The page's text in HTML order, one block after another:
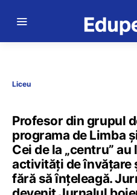
Liceu
Profesor din grupul
programa de Limba
Cei de la „centru”
activități de învățare
fără să înțeleagă.